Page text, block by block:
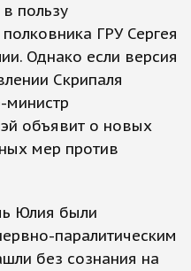
пользу
ГРУ Сергея
Однако если версия
Скрипаля
министр
объявит о новых
мер против
Юлия были
паралитическим
без сознания на